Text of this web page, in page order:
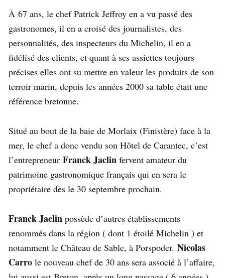
À 67 ans, le chef Patrick Jeffroy en a vu passé des
gastronomes, il en a croisé des journalistes, des
personnalités, des inspecteurs du Michelin, il en a
fidélisé des clients, et quant à ses assiettes toujours
précises elles ont su mettre en valeur les produits de son
terroir marin, depuis les années 2000 sa table était une
référence bretonne.
Situé au bout de la baie de Morlaix (Finistère) face à la
mer, le chef a donc vendu son Hôtel de Carantec, c’est
l’entrepreneur Franck Jaclin fervent amateur du
patrimoine gastronomique français qui en sera le
propriétaire dès le 30 septembre prochain.
Franck Jaclin possède d’autres établissements
renommés dans la région ( dont 1 étoilé Michelin ) et
notamment le Château de Sable, à Porspoder. Nicolas
Carro le nouveau chef de 30 ans sera associé à l’affaire,